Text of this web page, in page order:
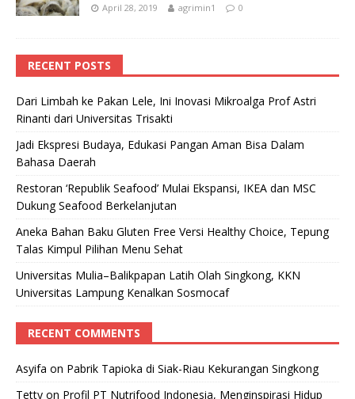
April 28, 2019 agrimin1 0
RECENT POSTS
Dari Limbah ke Pakan Lele, Ini Inovasi Mikroalga Prof Astri
Rinanti dari Universitas Trisakti
Jadi Ekspresi Budaya, Edukasi Pangan Aman Bisa Dalam
Bahasa Daerah
Restoran ‘Republik Seafood’ Mulai Ekspansi, IKEA dan MSC
Dukung Seafood Berkelanjutan
Aneka Bahan Baku Gluten Free Versi Healthy Choice, Tepung
Talas Kimpul Pilihan Menu Sehat
Universitas Mulia–Balikpapan Latih Olah Singkong, KKN
Universitas Lampung Kenalkan Sosmocaf
RECENT COMMENTS
Asyifa on Pabrik Tapioka di Siak-Riau Kekurangan Singkong
Tetty on Profil PT Nutrifood Indonesia, Menginspirasi Hidup